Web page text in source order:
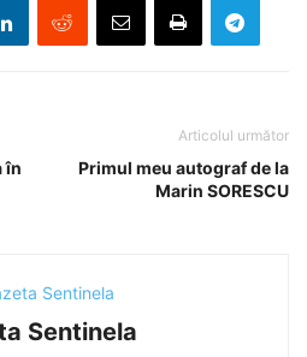
în
Articolul următor
Primul meu autograf de la
Marin SORESCU
Sentinela